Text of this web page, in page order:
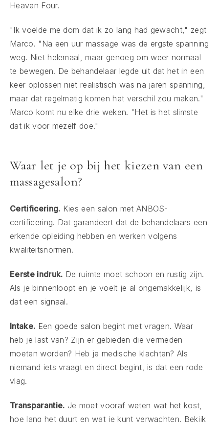
Heaven Four.
"Ik voelde me dom dat ik zo lang had gewacht," zegt
Marco. "Na een uur massage was de ergste spanning
weg. Niet helemaal, maar genoeg om weer normaal
te bewegen. De behandelaar legde uit dat het in een
keer oplossen niet realistisch was na jaren spanning,
maar dat regelmatig komen het verschil zou maken."
Marco komt nu elke drie weken. "Het is het slimste
dat ik voor mezelf doe."
Waar let je op bij het kiezen van een
massagesalon?
Certificering. Kies een salon met ANBOS-
certificering. Dat garandeert dat de behandelaars een
erkende opleiding hebben en werken volgens
kwaliteitsnormen.
Eerste indruk. De ruimte moet schoon en rustig zijn.
Als je binnenloopt en je voelt je al ongemakkelijk, is
dat een signaal.
Intake. Een goede salon begint met vragen. Waar
heb je last van? Zijn er gebieden die vermeden
moeten worden? Heb je medische klachten? Als
niemand iets vraagt en direct begint, is dat een rode
vlag.
Transparantie. Je moet vooraf weten wat het kost,
hoe lang het duurt en wat je kunt verwachten. Bekijk